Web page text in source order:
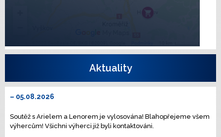
Aktuality
– 05.08.2026
Soutěž s Arielem a Lenorem je vylosována! Blahopřejeme všem
výhercům! Všichni výherci již byli kontaktováni.